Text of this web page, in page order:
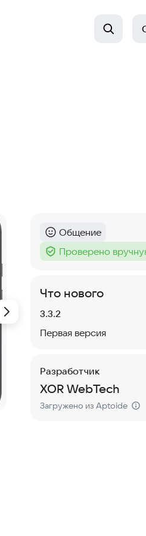
Категория:
Общение
Тег :
Проверено
Что нового
Версия:
3.3.2
Первая версия
Разработчик
XOR WebTech
Загружено из Aptoide